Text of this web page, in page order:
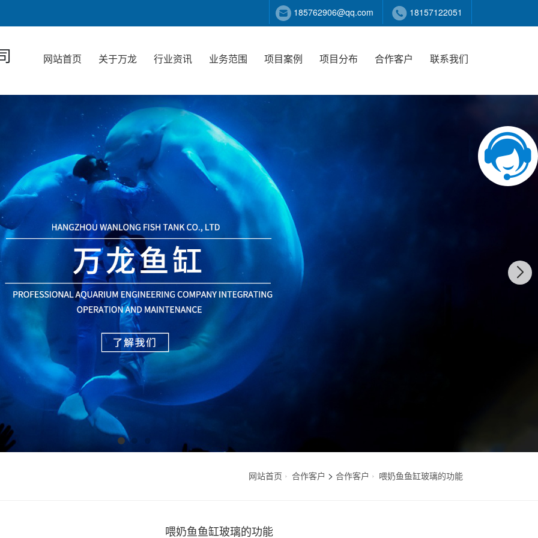
185762906@qq.com 18157122051
网站首页 关于万龙 行业资讯 业务范围 项目案例 项目分布 合作客户 联系我们
网站首页 合作客户 > 合作客户 喂奶鱼鱼缸玻璃的功能
喂奶鱼鱼缸玻璃的功能